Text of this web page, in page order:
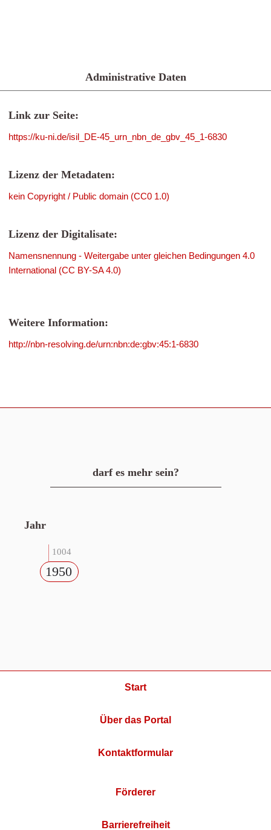
Administrative Daten
Link zur Seite:
https://ku-ni.de/isil_DE-45_urn_nbn_de_gbv_45_1-6830
Lizenz der Metadaten:
kein Copyright / Public domain (CC0 1.0)
Lizenz der Digitalisate:
Namensnennung - Weitergabe unter gleichen Bedingungen 4.0
International (CC BY-SA 4.0)
Weitere Information:
http://nbn-resolving.de/urn:nbn:de:gbv:45:1-6830
darf es mehr sein?
Jahr
1004
1950
Start
Über das Portal
Kontaktformular
Förderer
Barrierefreiheit